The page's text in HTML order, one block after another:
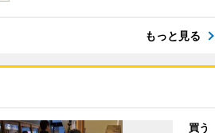
もっと見る
買う